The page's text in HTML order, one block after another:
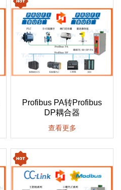
Profibus PA转Profibus
DP耦合器
查看更多